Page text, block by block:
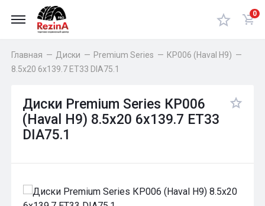
0
Главная — Диски — Premium Series — КР006 (Haval H9) —
8.5x20 6x139.7 ET33 DIA75.1
Диски Premium Series КР006
(Haval H9) 8.5x20 6x139.7 ET33
DIA75.1